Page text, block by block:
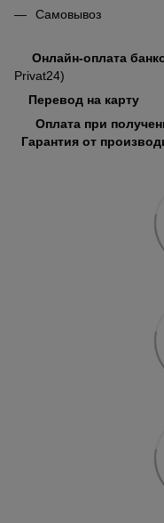
Самовывоз
Онлайн-оплата
Privat24)
Перевод на карту
Оплата при
Гарантия от